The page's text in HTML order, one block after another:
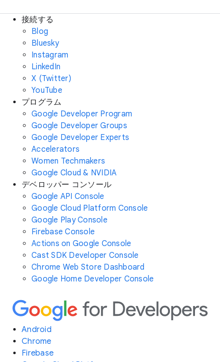
接続する
Blog
Bluesky
Instagram
LinkedIn
X (Twitter)
YouTube
プログラム
Google Developer Program
Google Developer Groups
Google Developer Experts
Accelerators
Women Techmakers
Google Cloud & NVIDIA
デベロッパー コンソール
Google API Console
Google Cloud Platform Console
Google Play Console
Firebase Console
Actions on Google Console
Cast SDK Developer Console
Chrome Web Store Dashboard
Google Home Developer Console
Android
Chrome
Firebase